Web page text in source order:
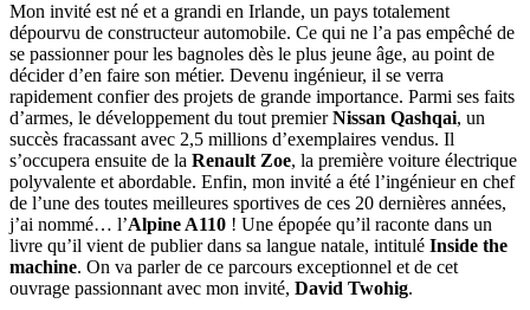
Mon invité est né et a grandi en Irlande, un pays totalement
dépourvu de constructeur automobile. Ce qui ne l’a pas empêché de
se passionner pour les bagnoles dès le plus jeune âge, au point de
décider d’en faire son métier. Devenu ingénieur, il se verra
rapidement confier des projets de grande importance. Parmi ses faits
d’armes, le développement du tout premierNissan Qashqai, un
succès fracassant avec 2,5 millions d’exemplaires vendus. Il
s’occupera ensuite de la Renault Zoe, la première voiture électrique
polyvalente et abordable. Enfin, mon invité a été l’ingénieur en chef
de l’une des toutes meilleures sportives de ces 20 dernières années,
j’ai nommé… l’Alpine A110 ! Une épopée qu’il raconte dans un
livre qu’il vient de publier dans sa langue natale, intitulé Inside the
machine. On va parler de ce parcours exceptionnel et de cet
ouvrage passionnant avec mon invité, David Twohig.